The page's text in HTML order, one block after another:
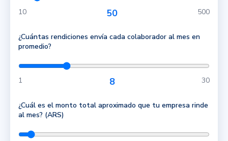
10 50 500
¿Cuántas rendiciones envía cada colaborador al mes en
promedio?
1 8 30
¿Cuál es el monto total aproximado que tu empresa rinde
al mes? (ARS)